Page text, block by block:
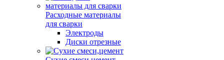
Расходные материалы
для сварки
Электроды
Диски отрезные